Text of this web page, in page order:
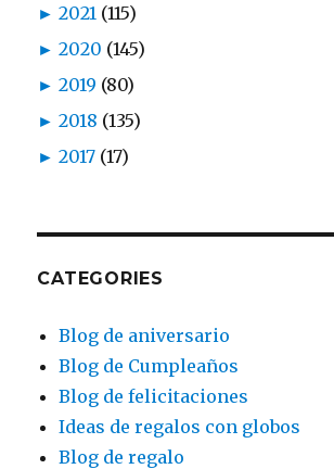
► 2021 (115)
► 2020 (145)
► 2019 (80)
► 2018 (135)
► 2017 (17)
CATEGORIES
Blog de aniversario
Blog de Cumpleaños
Blog de felicitaciones
Ideas de regalos con globos
Blog de regalo